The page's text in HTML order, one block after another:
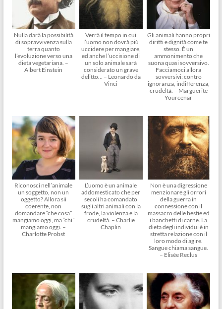
Nulla darà la possibilità
di sopravvivenza sulla
terra quanto
l’evoluzione verso una
dieta vegetariana. –
Albert Einstein
Verrà il tempo in cui
l’uomo non dovrà più
uccidere per mangiare,
ed anche l’uccisione di
un solo animale sarà
considerato un grave
delitto… – Leonardo da
Vinci
Gli animali hanno propri
diritti e dignità come te
stesso. È un
ammonimento che
suona quasi sovversivo.
Facciamoci allora
sovversivi: contro
ignoranza, indifferenza,
crudeltà. – Marguerite
Yourcenar
Riconosci nell’animale
un soggetto, non un
oggetto? Allora sii
coerente, non
domandare “che cosa”
mangiamo oggi, ma “chi”
mangiamo oggi. –
Charlotte Probst
L’uomo è un animale
addomesticato che per
secoli ha comandato
sugli altri animali con la
frode, la violenza e la
crudeltà. – Charlie
Chaplin
Non è una digressione
menzionare gli orrori
della guerra in
connessione con il
massacro delle bestie ed
i banchetti di carne. La
dieta degli individui è in
stretta relazione con il
loro modo di agire.
Sangue chiama sangue.
– Elisée Reclus